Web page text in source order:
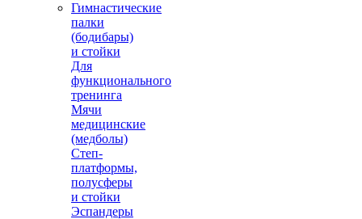
Гимнастические
палки
(бодибары)
и стойки
Для
функционального
тренинга
Мячи
медицинские
(медболы)
Степ-
платформы,
полусферы
и стойки
Эспандеры